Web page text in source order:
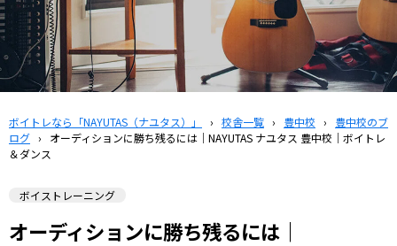
ボイトレなら「NAYUTAS（ナユタス）」 › 校舎一覧 › 豊中校 ›
豊中校のブ
ログ ›
オーディションに勝ち残るには｜NAYUTAS ナユタス 豊中校｜ボイトレ
＆ダンス
ボイストレーニング
オーディションに勝ち残るには｜